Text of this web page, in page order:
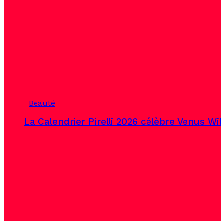
Beauté
La Calendrier Pirelli 2026 célèbre Venus